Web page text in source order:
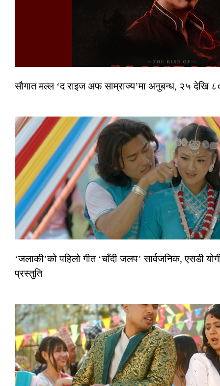
सौगात मल्ल ‘द राइज अफ साम्राज्य’मा अनुबन्ध, २५ देखि
‘जलाकी’को पहिलो गीत ‘चाँदी जलप’ सार्वजनिक, एसडी
प्रस्तुति